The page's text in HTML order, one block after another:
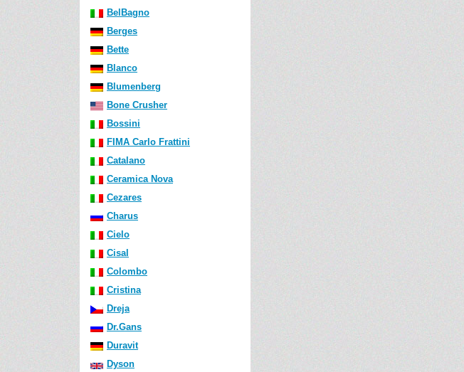
BelBagno
Berges
Bette
Blanco
Blumenberg
Bone Crusher
Bossini
FIMA Carlo Frattini
Catalano
Ceramica Nova
Cezares
Charus
Cielo
Cisal
Colombo
Cristina
Dreja
Dr.Gans
Duravit
Dyson